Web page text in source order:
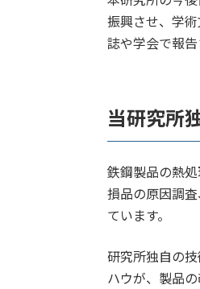
振興させ、学
誌や学会で報告
当研究所
鉄鋼製品の熱
損品の原因調
ています。
研究所独自の
ハウが、製品